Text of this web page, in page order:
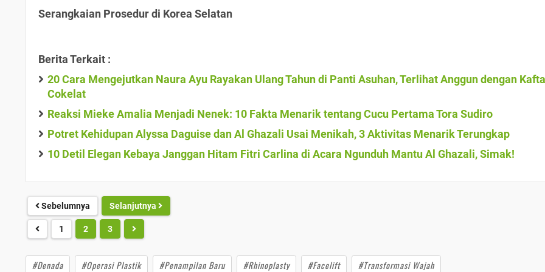
Serangkaian Prosedur di Korea Selatan
Berita Terkait :
20 Cara Mengejutkan Naura Ayu Rayakan Ulang Tahun di Panti Asuhan, Terlihat Anggun dengan
Cokelat
Reaksi Mieke Amalia Menjadi Nenek: 10 Fakta Menarik tentang Cucu Pertama Tora Sudiro
Potret Kehidupan Alyssa Daguise dan Al Ghazali Usai Menikah, 3 Aktivitas Menarik Terungkap
10 Detil Elegan Kebaya Janggan Hitam Fitri Carlina di Acara Ngunduh Mantu Al Ghazali, Simak!
Sebelumnya Selanjutnya
1 2 3
#Denada #Operasi Plastik #Penampilan Baru #Rhinoplasty #Facelift #Transformasi Wajah